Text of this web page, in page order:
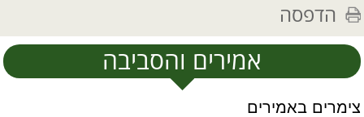
הדפסה
אמירים והסביבה
צימרים באמירים